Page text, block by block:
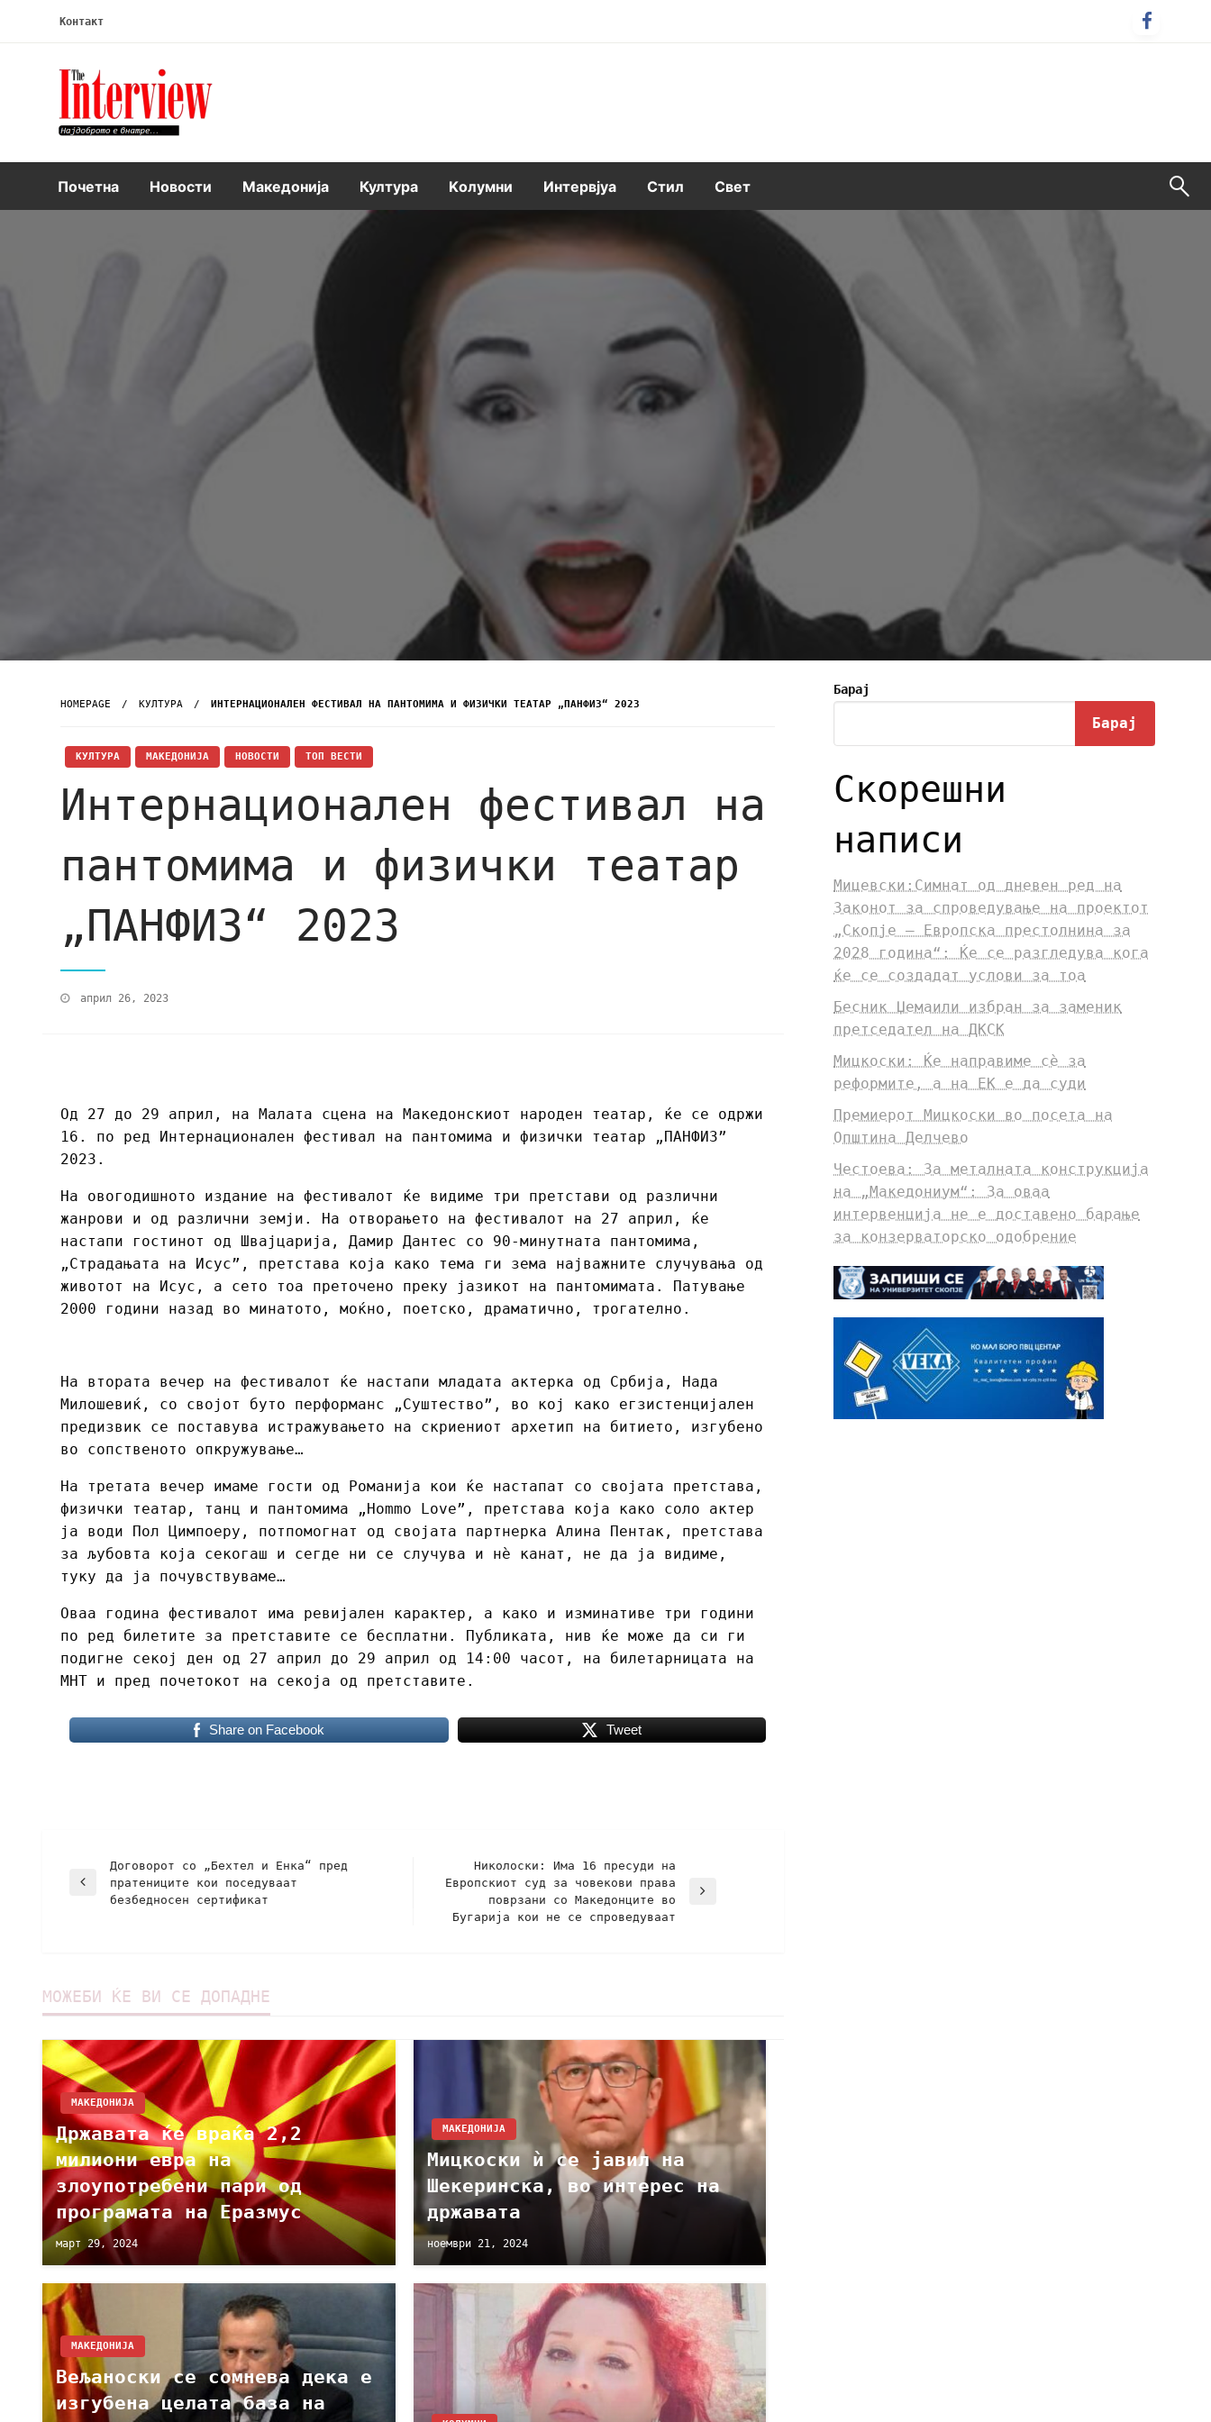
Контакт
Интервју
Почетна Новости Македонија Култура Kолумни Интервјуа Стил Свет
HOMEPAGE КУЛТУРА ИНТЕРНАЦИОНАЛЕН ФЕСТИВАЛ НА ПАНТОМИМА И ФИЗИЧКИ ТЕАТАР „ПАНФИЗ“ 2023
КУЛТУРА МАКЕДОНИЈА НОВОСТИ ТОП ВЕСТИ
Интернационален фестивал на
пантомима и физички театар
„ПАНФИЗ“ 2023
април 26, 2023
Од 27 до 29 април, на Малата сцена на Македонскиот народен театар, ќе се одржи
16. по ред Интернационален фестивал на пантомима и физички театар „ПАНФИЗ”
2023.
На овогодишното издание на фестивалот ќе видиме три претстави од различни
жанрови и од различни земји. На отворањето на фестивалот на 27 април, ќе
настапи гостинот од Швајцарија, Дамир Дантес со 90-минутната пантомима,
„Страдањата на Исус”, претстава која како тема ги зема најважните случувања од
животот на Исус, а сето тоа преточено преку јазикот на пантомимата. Патување
2000 години назад во минатото, моќно, поетско, драматично, трогателно.
На втората вечер на фестивалот ќе настапи младата актерка од Србија, Нада
Милошевиќ, со својот буто перформанс „Суштество”, во кој како егзистенцијален
предизвик се поставува истражувањето на скриениот архетип на битието, изгубено
во сопственото опкружување…
На третата вечер имаме гости од Романија кои ќе настапат со својата претстава,
физички театар, танц и пантомима „Hommo Love”, претстава која како соло актер
ја води Пол Цимпоеру, потпомогнат од својата партнерка Алина Пентак, претстава
за љубовта која секогаш и сегде ни се случува и нѐ канат, не да ја видиме,
туку да ја почувствуваме…
Оваа година фестивалот има ревијален карактер, а како и изминативе три години
по ред билетите за претставите се бесплатни. Публиката, нив ќе може да си ги
подигне секој ден од 27 април до 29 април од 14:00 часот, на билетарницата на
МНТ и пред почетокот на секоја од претставите.
Share on Facebook Tweet
Договорот со „Бехтел и Енка“ пред
пратениците кои поседуваат
безбедносен сертификат
Николоски: Има 16 пресуди на
Eвропскиот суд за човекови права
поврзани со Македонците во
Бугарија кои не се спроведуваат
МОЖЕБИ ЌЕ ВИ СЕ ДОПАДНЕ
МАКЕДОНИЈА
Државата ќе враќа 2,2
милиони евра на
злоупотребени пари од
програмата на Еразмус
март 29, 2024
МАКЕДОНИЈА
Мицкоски ѝ се јавил на
Шекеринска, во интерес на
државата
ноември 21, 2024
МАКЕДОНИЈА
Вељаноски се сомнева дека е
изгубена целата база на
Барај
Барај
Скорешни
написи
Мицевски:Симнат од дневен ред на
Законот за спроведување на проектот
„Скопје – Европска престолнина за
2028 година“: Ќе се разгледува кога
ќе се создадат услови за тоа
Бесник Џемаили избран за заменик
претседател на ДКСК
Мицкоски: Ќе направиме сè за
реформите, а на ЕК е да суди
Премиерот Мицкоски во посета на
Општина Делчево
Честоева: За металната конструкција
на „Македониум“: За оваа
интервенција не е доставено барање
за конзерваторско одобрение